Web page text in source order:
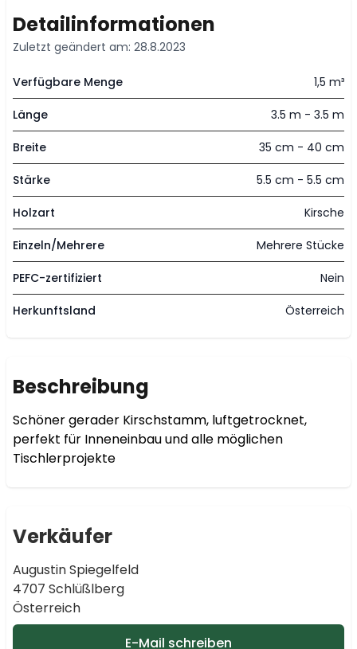
Detailinformationen
Zuletzt geändert am: 28.8.2023
Verfügbare Menge 1,5 m³
Länge 3.5 m - 3.5 m
Breite 35 cm - 40 cm
Stärke 5.5 cm - 5.5 cm
Holzart Kirsche
Einzeln/Mehrere Mehrere Stücke
PEFC-zertifiziert Nein
Herkunftsland Österreich
Beschreibung
Schöner gerader Kirschstamm, luftgetrocknet,
perfekt für Inneneinbau und alle möglichen
Tischlerprojekte
Verkäufer
Augustin Spiegelfeld
4707 Schlüßlberg
Österreich
E-Mail schreiben